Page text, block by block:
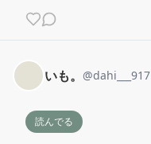
いも。 @dahi___917
読んでる